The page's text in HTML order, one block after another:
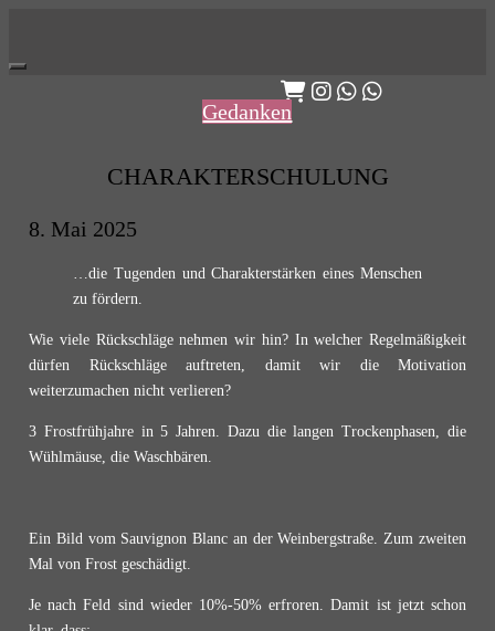
to
Gedanken
CHARAKTERSCHULUNG
8. Mai 2025
…die Tugenden und Charakterstärken eines Menschen
zu fördern.
Wie viele Rückschläge nehmen wir hin? In welcher Regelmäßigkeit
dürfen Rückschläge auftreten, damit wir die Motivation
weiterzumachen nicht verlieren?
3 Frostfrühjahre in 5 Jahren. Dazu die langen Trockenphasen, die
Wühlmäuse, die Waschbären.
Ein Bild vom Sauvignon Blanc an der Weinbergstraße. Zum zweiten
Mal von Frost geschädigt.
Je nach Feld sind wieder 10%-50% erfroren. Damit ist jetzt schon